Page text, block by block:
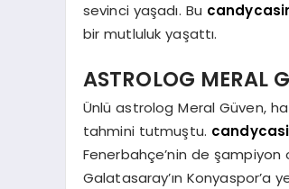
sevinci yaşadı. Bu
bir mutluluk yaşattı.
ASTROLOG MERAL
Ünlü astrolog Meral Güven,
tahmini tutmuştu.
Fenerbahçe’nin de şampiyon
Galatasaray’ın Konyaspor’a